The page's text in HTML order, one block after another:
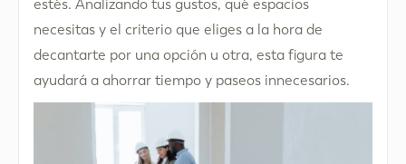
estés. Analizando tus gustos, qué espacios
necesitas y el criterio que eliges a la hora de
decantarte por una opción u otra, esta figura te
ayudará a ahorrar tiempo y paseos innecesarios.